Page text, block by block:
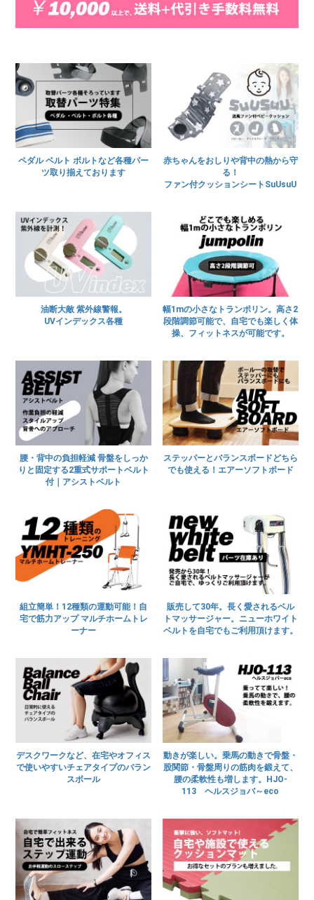
ペダル ベルト ボルトなど各種パー
ツ取り揃えております
赤ちゃんをおしりや背中の熱から守
る！
ファン付クッションシートSuUsuU
油断大敵 紫外線警報。
UVインデックス各種
幅1mの小さなトランポリン。高さ2
段階調節可能で、自宅でも楽しく体
操、フィットネスが可能です。
腰・背中の負担軽減 骨盤をしっか
りと固定する2重式サポートベルト
付｜アシストベルト
ステッパーとバランスボードどちら
でも使える！エアーソフトボード
組立簡単！12種類の運動可能！自
宅で筋力アップ マルチホームトレ
ーナー
販売して30年。長く愛されるベル
トマッサージャー。ニューホワイト
ベルトを自宅でもご利用頂けます。
デスクワークなど、在宅やオフィス
で使いやすいチェアタイプのバラン
スボール
動きが楽しい。乗馬の動きで骨盤・
股関節・骨盤周りの筋肉を鍛えて、
腰の柔軟性も増します。HJO-
113 ヘルスジョバ～eco